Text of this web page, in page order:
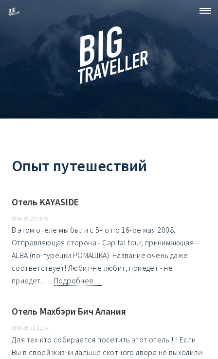
Опыт путешествий
Отель KAYASIDE
2008-05-20 18:02
В этом отеле мы были с 5-го по 16-ое мая 2008.
Отправляющая сторона - Capital tour, принимающая -
ALBA (по-турецки РОМАШКА). Название очень даже
соответствует! Любит-не любит, приедет - не
приедет... ... Подробнее…
Отель Махбэри Бич Алания
2008-05-19 21:14
Для тех кто собирается посетить этот отель !!! Если
Вы в своей жизни дальше скотного двора не выходили-